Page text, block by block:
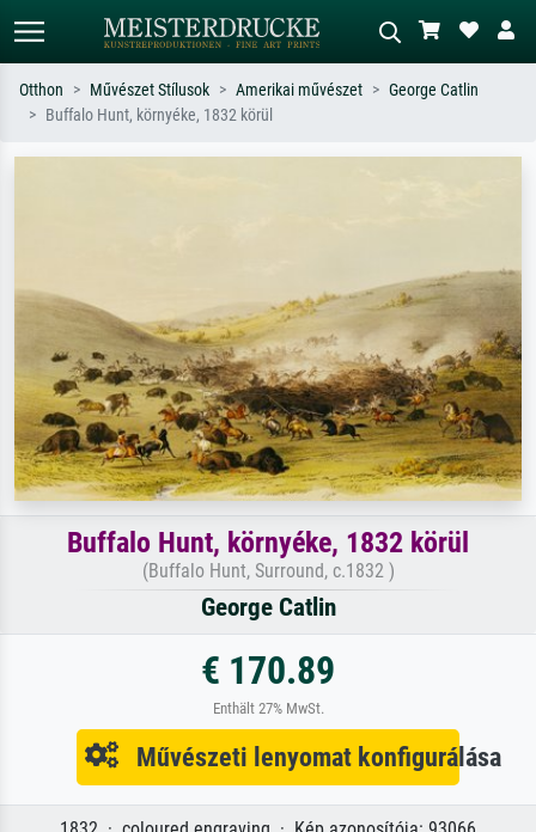
Otthon Művészet Stílusok Amerikai művészet
George Catlin
Buffalo Hunt, környéke, 1832 körül
Buffalo Hunt, környéke, 1832 körül
(Buffalo Hunt, Surround, c.1832 )
George Catlin
€ 170.89
Enthält 27% MwSt.
Művészeti lenyomat konfigurálása